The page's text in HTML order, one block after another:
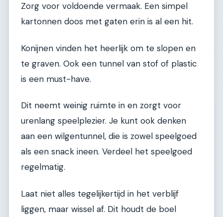
Zorg voor voldoende vermaak. Een simpel
kartonnen doos met gaten erin is al een hit.
Konijnen vinden het heerlijk om te slopen en
te graven. Ook een tunnel van stof of plastic
is een must-have.
Dit neemt weinig ruimte in en zorgt voor
urenlang speelplezier. Je kunt ook denken
aan een wilgentunnel, die is zowel speelgoed
als een snack ineen. Verdeel het speelgoed
regelmatig.
Laat niet alles tegelijkertijd in het verblijf
liggen, maar wissel af. Dit houdt de boel